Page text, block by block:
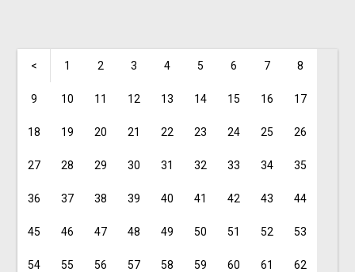
< 1 2 3 4 5 6 7 8
9 10 11 12 13 14 15 16 17
18 19 20 21 22 23 24 25 26
27 28 29 30 31 32 33 34 35
36 37 38 39 40 41 42 43 44
45 46 47 48 49 50 51 52 53
54 55 56 57 58 59 60 61 62